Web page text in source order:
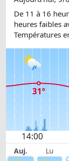
De 11 à 16
heures faibles
Températures
Auj. Lu